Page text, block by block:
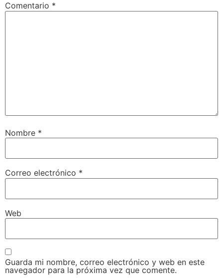
Comentario *
Nombre *
Correo electrónico *
Web
Guarda mi nombre, correo electrónico y web en este
navegador para la próxima vez que comente.